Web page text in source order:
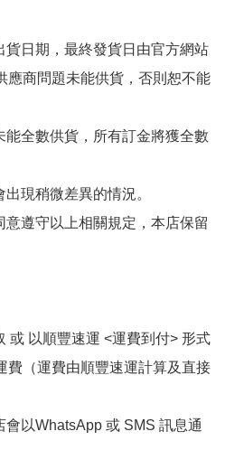
日期，最終發貨日由官方網站
應商問題未能供貨，否則恕不能
全數供貨，所有訂金將獲全數
現稍微差異的情況。
遵守以上相關規定，本店保留
或 以順豐速運 <運費到付> 形式
費（運費由順豐速運計算及直接
以WhatsApp 或 SMS 訊息通